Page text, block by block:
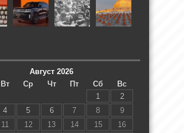
Август 2026
Вт Ср Чт Пт Сб
Вс
1
2
4 5 6 7 8
9
11 12 13 14 15
16